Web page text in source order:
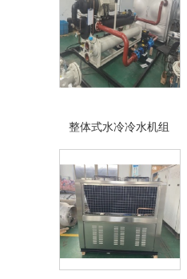
整体式水冷冷水机组